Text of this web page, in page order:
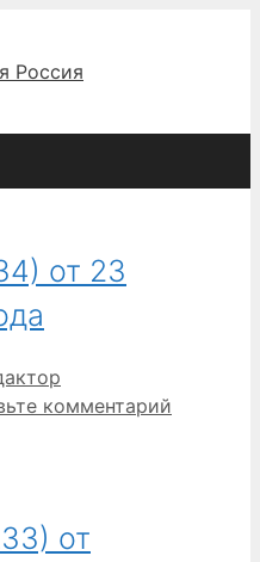
от 23
комментарий
от